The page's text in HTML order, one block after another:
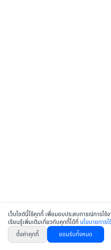
เว็บไซต์นี้ใช้คุกกี้ เพื่อมอบประสบการณ์การใ
เรียนรู้เพิ่มเติมเกี่ยวกับคุกกี้ได้ที่ นโยบายการ
ตั้งค่าคุกกี้
ยอมรับทั้งหมด